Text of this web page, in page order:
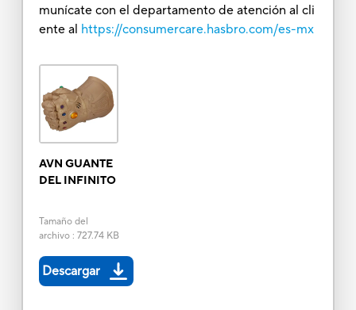
munícate con el departamento de atención al cli
ente al https://consumercare.hasbro.com/es-mx
AVN GUANTE
DEL INFINITO
Tamaño del
archivo: 727.74 KB
Descargar